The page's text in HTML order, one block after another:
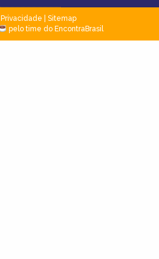
Privacidade
Sitemap
pelo time do EncontraBrasil